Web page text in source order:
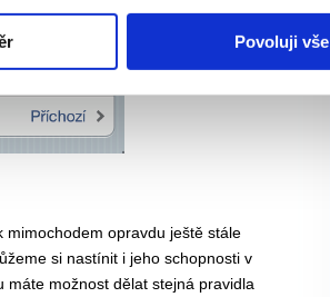
Povoluji vše
mimochodem opravdu ještě stále
si nastínit i jeho schopnosti v
možnost dělat stejná pravidla